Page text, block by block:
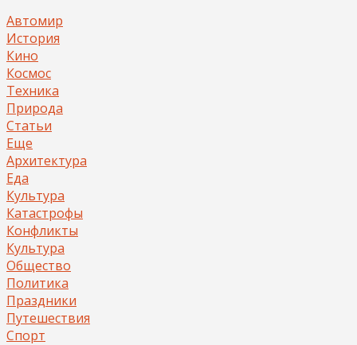
Автомир
История
Кино
Космос
Техника
Природа
Статьи
Еще
Архитектура
Еда
Культура
Катастрофы
Конфликты
Культура
Общество
Политика
Праздники
Путешествия
Спорт